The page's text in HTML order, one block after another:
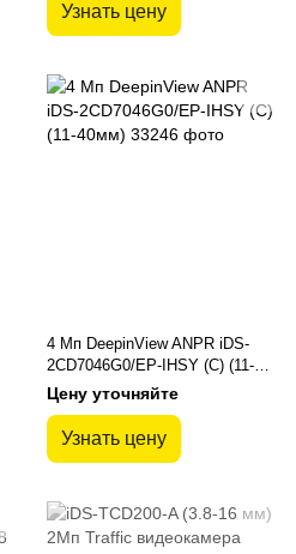
Узнать цену
4 Мп DeepinView ANPR iDS-
2CD7046G0/EP-IHSY (C) (11-
40мм)
Цену уточняйте
Узнать цену